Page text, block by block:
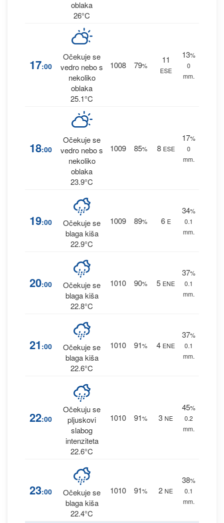
oblaka
26°C
17:00
Očekuje se
vedro nebo s
nekoliko
oblaka
25.1°C
1008 79%
11
ESE
13%
0
mm.
18:00
Očekuje se
vedro nebo s
nekoliko
oblaka
23.9°C
1009 85% 8 ESE
17%
0
mm.
19:00
Očekuje se
blaga kiša
22.9°C
1009 89% 6 E
34%
0.1
mm.
20:00
Očekuje se
blaga kiša
22.8°C
1010 90% 5 ENE
37%
0.1
mm.
21 :00
Očekuje se
blaga kiša
22.6°C
1010 91% 4 ENE
37%
0.1
mm.
22:00
Očekuju se
pljuskovi
slabog
intenziteta
22.6°C
1010 91% 3 NE
45%
0.2
mm.
23:00
Očekuje se
blaga kiša
22.4°C
1010 91% 2 NE
38%
0.1
mm.